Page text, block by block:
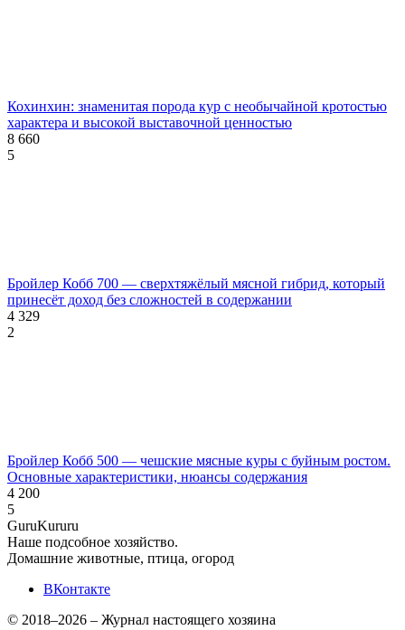
Кохинхин: знаменитая порода кур с необычайной кротостью
характера и высокой выставочной ценностью
8 660
5
Бройлер Кобб 700 — сверхтяжёлый мясной гибрид, который
принесёт доход без сложностей в содержании
4 329
2
Бройлер Кобб 500 — чешские мясные куры с буйным ростом.
Основные характеристики, нюансы содержания
4 200
5
GuruKururu
Наше подсобное хозяйство.
Домашние животные, птица, огород
ВКонтакте
© 2018–2026 – Журнал настоящего хозяина